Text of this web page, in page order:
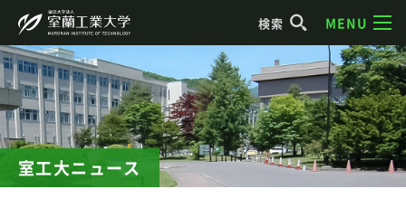
検索 MENU
室工大ニュース